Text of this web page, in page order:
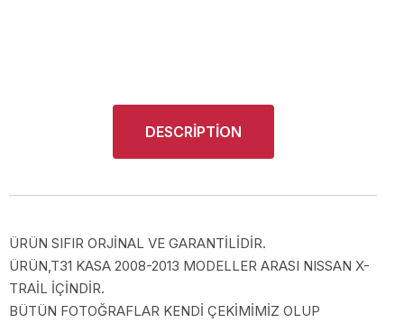
DESCRIPTION
ÜRÜN SIFIR ORJİNAL VE GARANTİLİDİR.
ÜRÜN,T31 KASA 2008-2013 MODELLER ARASI NISSAN X-
TRAİL İÇİNDİR.
BÜTÜN FOTOĞRAFLAR KENDİ ÇEKİMİMİZ OLUP